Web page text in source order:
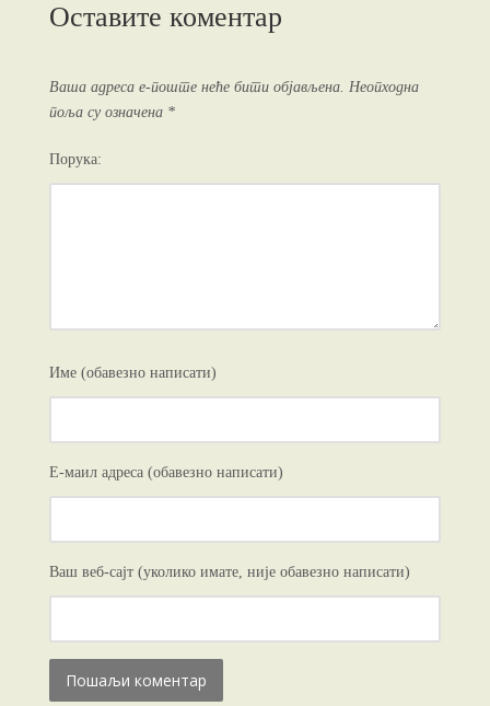
Оставите коментар
Ваша адреса е-поште неће бити објављена. Неопходна
поља су означена *
Порука:
Име (обавезно написати)
Е-маил адреса (обавезно написати)
Ваш веб-сајт (уколико имате, није обавезно написати)